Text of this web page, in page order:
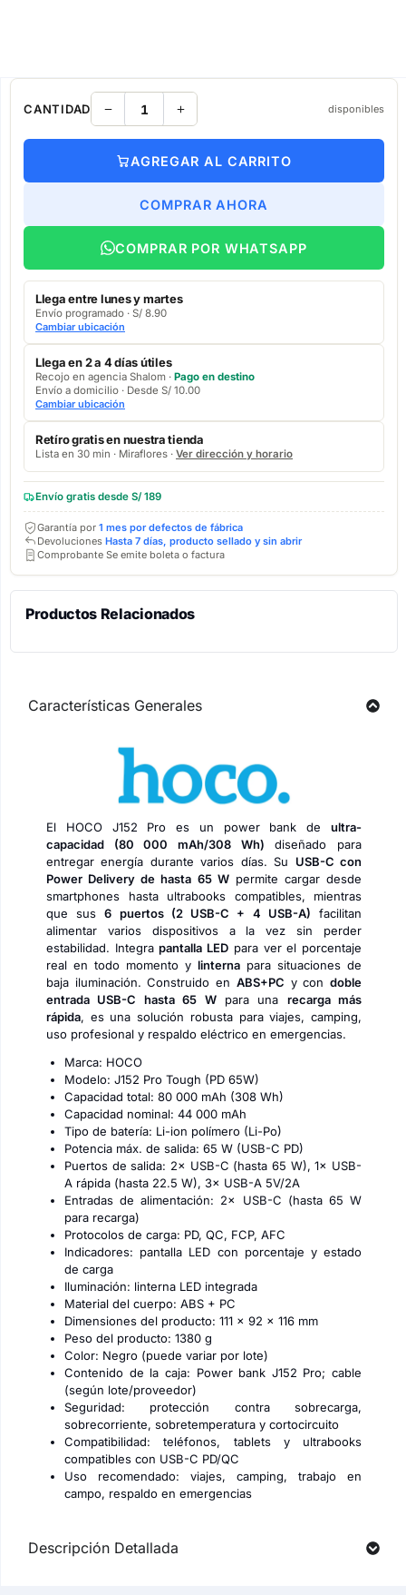
CANTIDAD disponibles
AGREGAR AL CARRITO
COMPRAR AHORA
COMPRAR POR WHATSAPP
Llega entre lunes y martes
Envío programado · S/ 8.90
Cambiar ubicación
Llega en 2 a 4 días útiles
Recojo en agencia Shalom · Pago en destino
Envío a domicilio · Desde S/ 10.00
Cambiar ubicación
Retíro gratis en nuestra tienda
Lista en 30 min · Miraflores · Ver dirección y horario
Envío gratis desde S/ 189
Garantía por 1 mes por defectos de fábrica
Devoluciones Hasta 7 días, producto sellado y sin abrir
Comprobante Se emite boleta o factura
Productos Relacionados
Características Generales
El HOCO J152 Pro es un power bank de ultra-
capacidad (80 000 mAh/308 Wh) diseñado para
entregar energía durante varios días. Su USB-C con
Power Delivery de hasta 65 Wpermite cargar desde
smartphones hasta ultrabooks compatibles, mientras
que sus6 puertos (2 USB-C + 4 USB-A) facilitan
alimentar varios dispositivos a la vez sin perder
estabilidad. Integrapantalla LED para ver el porcentaje
real en todo momento y linterna para situaciones de
baja iluminación. Construido en ABS+PC y condoble
entrada USB-C hasta 65 Wpara una recarga más
rápida, es una solución robusta para viajes, camping,
uso profesional y respaldo eléctrico en emergencias.
Marca: HOCO
Modelo: J152 Pro Tough (PD 65W)
Capacidad total: 80 000 mAh (308 Wh)
Capacidad nominal: 44 000 mAh
Tipo de batería: Li-ion polímero (Li-Po)
Potencia máx. de salida: 65 W (USB-C PD)
Puertos de salida: 2× USB-C (hasta 65 W), 1× USB-
A rápida (hasta 22.5 W), 3× USB-A 5V/2A
Entradas de alimentación: 2× USB-C (hasta 65 W
para recarga)
Protocolos de carga: PD, QC, FCP, AFC
Indicadores: pantalla LED con porcentaje y estado
de carga
Iluminación: linterna LED integrada
Material del cuerpo: ABS + PC
Dimensiones del producto: 111 × 92 × 116 mm
Peso del producto: 1380 g
Color: Negro (puede variar por lote)
Contenido de la caja: Power bank J152 Pro; cable
(según lote/proveedor)
Seguridad: protección contra sobrecarga,
sobrecorriente, sobretemperatura y cortocircuito
Compatibilidad: teléfonos, tablets y ultrabooks
compatibles con USB-C PD/QC
Uso recomendado: viajes, camping, trabajo en
campo, respaldo en emergencias
Descripción Detallada